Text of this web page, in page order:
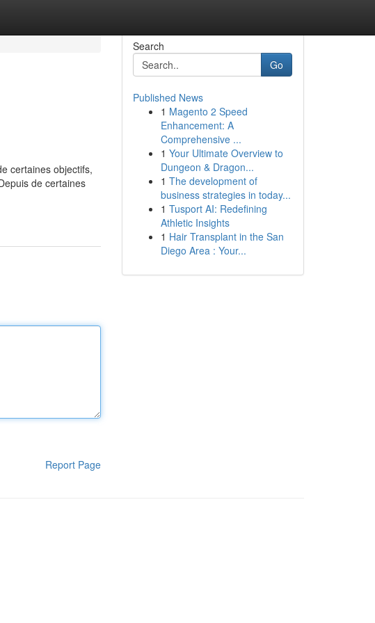
certaines objectifs,
de certaines
Report Page
Search
Go
Published News
1 Magento 2 Speed
Enhancement: A
Comprehensive ...
1 Your Ultimate Overview to
Dungeon & Dragon...
1 The development of
business strategies in today...
1 Tusport AI: Redefining
Athletic Insights
1 Hair Transplant in the San
Diego Area : Your...